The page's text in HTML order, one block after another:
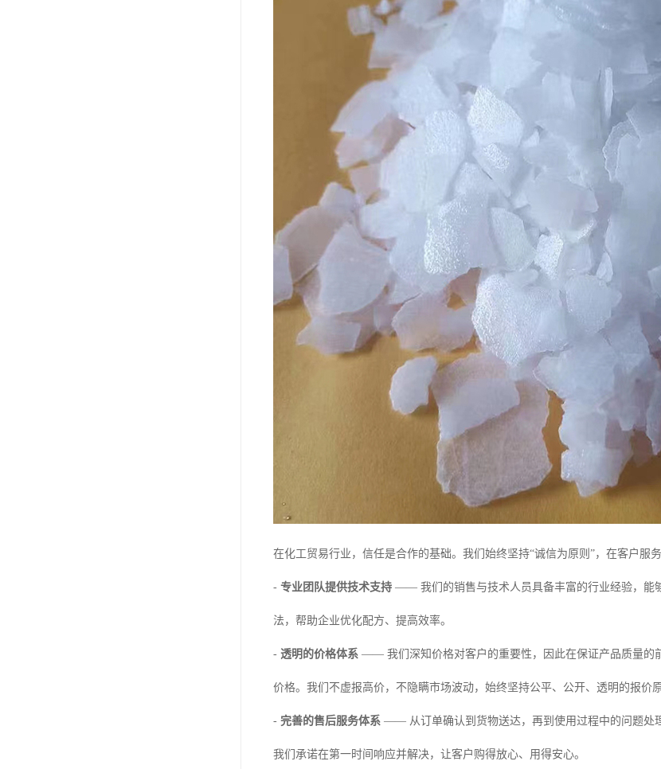
在化工贸易行业，信任是合作的基础。我们始终坚持“诚信为原则”，在客户服务
- 专业团队提供技术支持 —— 我们的销售与技术人员具备丰富的行业经验，能
法，帮助企业优化配方、提高效率。
- 透明的价格体系 —— 我们深知价格对客户的重要性，因此在保证产品质量的
价格。我们不虚报高价，不隐瞒市场波动，始终坚持公平、公开、透明的报价原
- 完善的售后服务体系 —— 从订单确认到货物送达，再到使用过程中的问题处
我们承诺在第一时间响应并解决，让客户购得放心、用得安心。